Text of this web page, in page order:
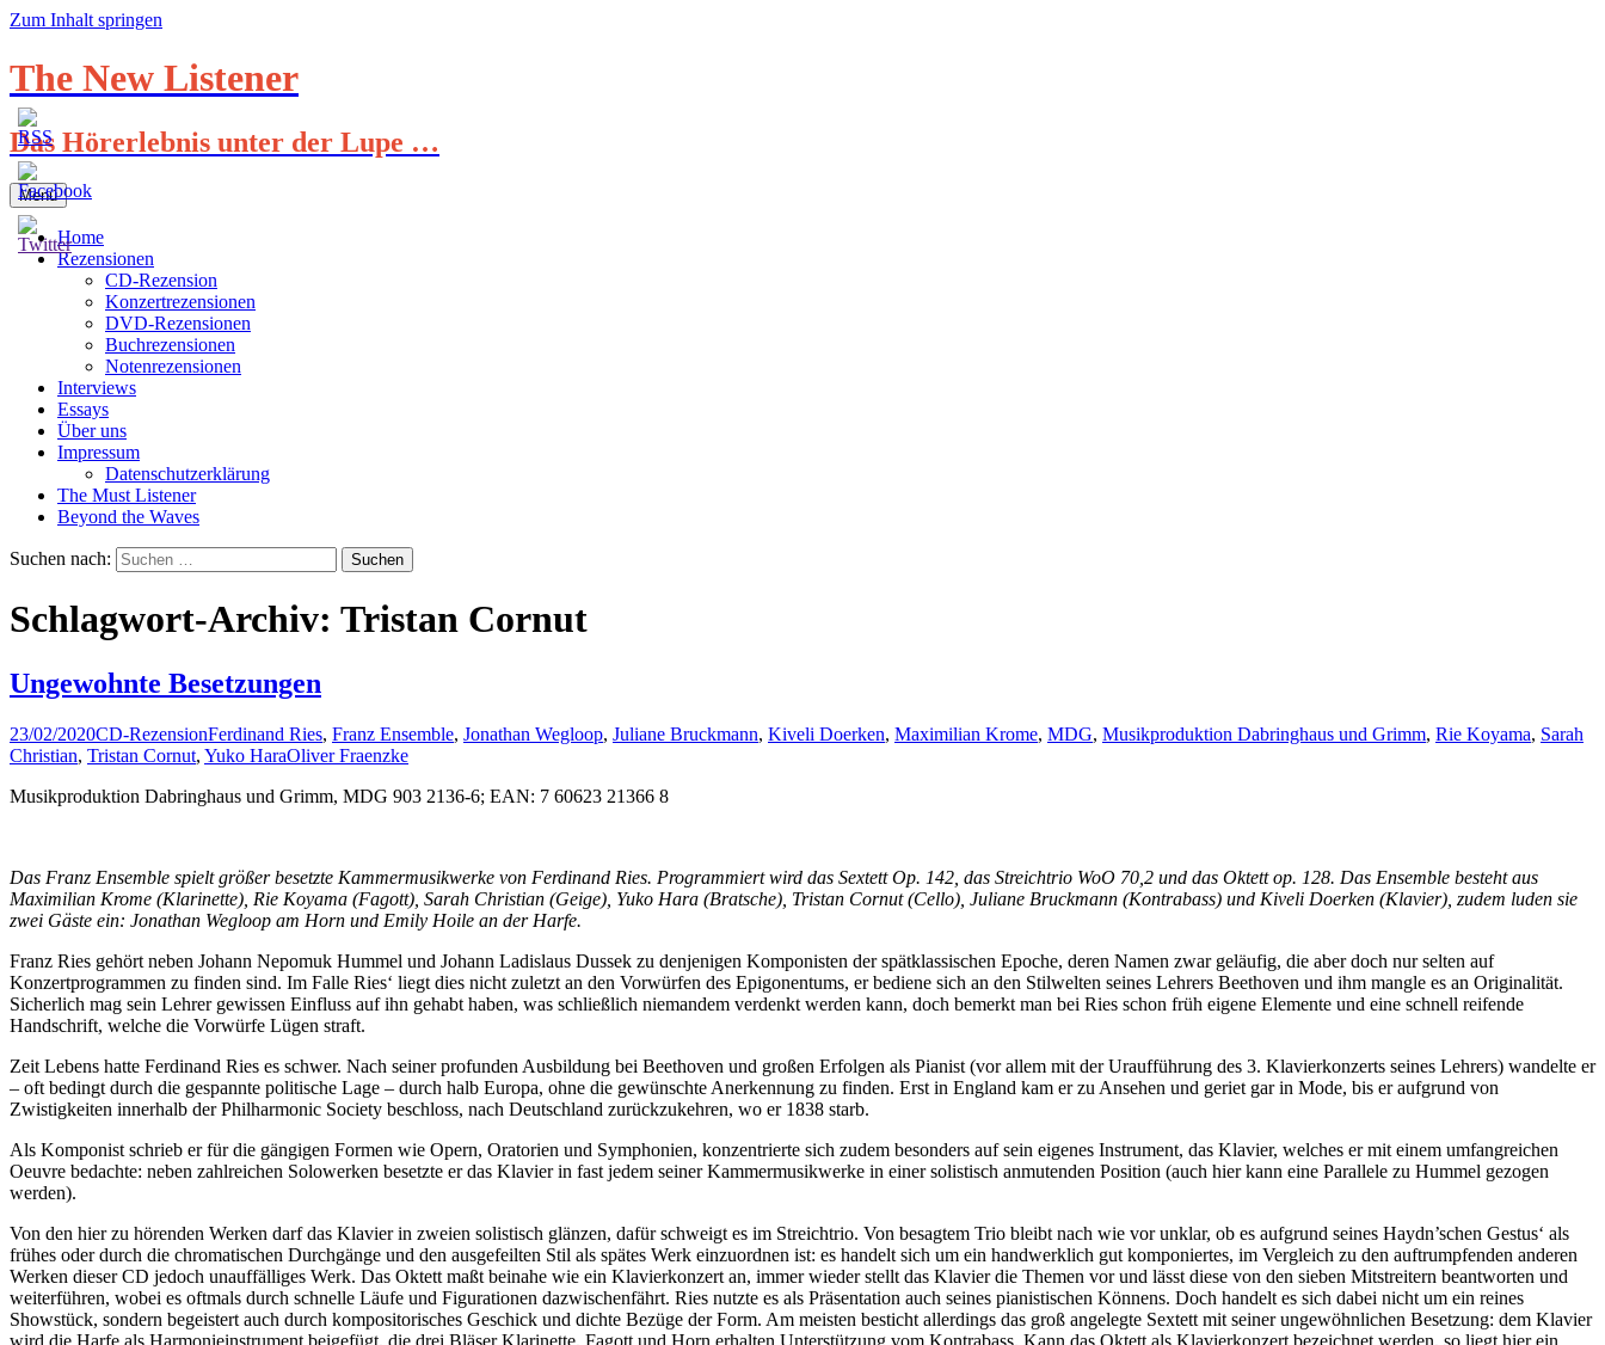
Zum Inhalt springen
The New Listener
Das Hörerlebnis unter der Lupe …
Menü
Home
Rezensionen
CD-Rezension
Konzertrezensionen
DVD-Rezensionen
Buchrezensionen
Notenrezensionen
Interviews
Essays
Über uns
Impressum
Datenschutzerklärung
The Must Listener
Beyond the Waves
Suchen nach:
Schlagwort-Archiv: Tristan Cornut
Ungewohnte Besetzungen
23/02/2020CD-RezensionFerdinand Ries, Franz Ensemble, Jonathan Wegloop, Juliane Bruckmann, Kiveli Doerken, Maximilian Krome, MDG, Musikproduktion Dabringhaus und Grimm, Rie Koyama, Sarah
Christian, Tristan Cornut, Yuko HaraOliver Fraenzke
Musikproduktion Dabringhaus und Grimm, MDG 903 2136-6; EAN: 7 60623 21366 8
Das Franz Ensemble spielt größer besetzte Kammermusikwerke von Ferdinand Ries. Programmiert wird das Sextett Op. 142, das Streichtrio WoO 70,2 und das Oktett op. 128. Das Ensemble besteht aus
Maximilian Krome (Klarinette), Rie Koyama (Fagott), Sarah Christian (Geige), Yuko Hara (Bratsche), Tristan Cornut (Cello), Juliane Bruckmann (Kontrabass) und Kiveli Doerken (Klavier), zudem luden sie
zwei Gäste ein: Jonathan Wegloop am Horn und Emily Hoile an der Harfe.
Franz Ries gehört neben Johann Nepomuk Hummel und Johann Ladislaus Dussek zu denjenigen Komponisten der spätklassischen Epoche, deren Namen zwar geläufig, die aber doch nur selten auf
Konzertprogrammen zu finden sind. Im Falle Ries‘ liegt dies nicht zuletzt an den Vorwürfen des Epigonentums, er bediene sich an den Stilwelten seines Lehrers Beethoven und ihm mangle es an Originalität.
Sicherlich mag sein Lehrer gewissen Einfluss auf ihn gehabt haben, was schließlich niemandem verdenkt werden kann, doch bemerkt man bei Ries schon früh eigene Elemente und eine schnell reifende
Handschrift, welche die Vorwürfe Lügen straft.
Zeit Lebens hatte Ferdinand Ries es schwer. Nach seiner profunden Ausbildung bei Beethoven und großen Erfolgen als Pianist (vor allem mit der Uraufführung des 3. Klavierkonzerts seines Lehrers) wandelte er
– oft bedingt durch die gespannte politische Lage – durch halb Europa, ohne die gewünschte Anerkennung zu finden. Erst in England kam er zu Ansehen und geriet gar in Mode, bis er aufgrund von
Zwistigkeiten innerhalb der Philharmonic Society beschloss, nach Deutschland zurückzukehren, wo er 1838 starb.
Als Komponist schrieb er für die gängigen Formen wie Opern, Oratorien und Symphonien, konzentrierte sich zudem besonders auf sein eigenes Instrument, das Klavier, welches er mit einem umfangreichen
Oeuvre bedachte: neben zahlreichen Solowerken besetzte er das Klavier in fast jedem seiner Kammermusikwerke in einer solistisch anmutenden Position (auch hier kann eine Parallele zu Hummel gezogen
werden).
Von den hier zu hörenden Werken darf das Klavier in zweien solistisch glänzen, dafür schweigt es im Streichtrio. Von besagtem Trio bleibt nach wie vor unklar, ob es aufgrund seines Haydn’schen Gestus‘ als
frühes oder durch die chromatischen Durchgänge und den ausgefeilten Stil als spätes Werk einzuordnen ist: es handelt sich um ein handwerklich gut komponiertes, im Vergleich zu den auftrumpfenden anderen
Werken dieser CD jedoch unauffälliges Werk. Das Oktett maßt beinahe wie ein Klavierkonzert an, immer wieder stellt das Klavier die Themen vor und lässt diese von den sieben Mitstreitern beantworten und
weiterführen, wobei es oftmals durch schnelle Läufe und Figurationen dazwischenfährt. Ries nutzte es als Präsentation auch seines pianistischen Könnens. Doch handelt es sich dabei nicht um ein reines
Showstück, sondern begeistert auch durch kompositorisches Geschick und dichte Bezüge der Form. Am meisten besticht allerdings das groß angelegte Sextett mit seiner ungewöhnlichen Besetzung: dem Klavier
wird die Harfe als Harmonieinstrument beigefügt, die drei Bläser Klarinette, Fagott und Horn erhalten Unterstützung vom Kontrabass. Kann das Oktett als Klavierkonzert bezeichnet werden, so liegt hier ein